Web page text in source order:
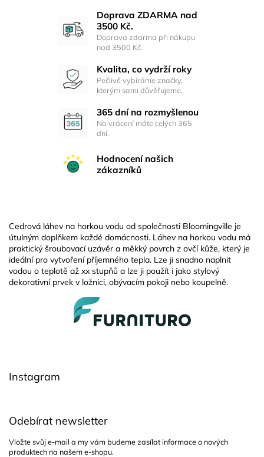
Doprava ZDARMA nad
3500 Kč.
Doprava zdarma při nákupu
nad 3500 Kč.
Kvalita, co vydrží roky
Pečlivě vybíráme značky,
kterým sami důvěřujeme.
365 dní na rozmyšlenou
Na vrácení máte celých 365
dní.
Hodnocení našich
zákazníků
Cedrová láhev na horkou vodu od společnosti Bloomingville je
útulným doplňkem každé domácnosti. Láhev na horkou vodu má
praktický šroubovací uzávěr a měkký povrch z ovčí kůže, který je
ideální pro vytvoření příjemného tepla. Lze ji snadno naplnit
vodou o teplotě až xx stupňů a lze ji použít i jako stylový
dekorativní prvek v ložnici, obývacím pokoji nebo koupelně.
Instagram
Odebírat newsletter
Vložte svůj e-mail a my vám budeme zasílat informace o nových
produktech na našem e-shopu.